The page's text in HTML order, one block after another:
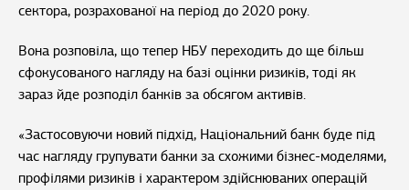
сектора, розрахованої на період до 2020 року.
Вона розповіла, що тепер НБУ переходить до ще більш
сфокусованого нагляду на базі оцінки ризиків, тоді як
зараз йде розподіл банків за обсягом активів.
«Застосовуючи новий підхід, Національний банк буде під
час нагляду групувати банки за схожими бізнес-моделями,
профілями ризиків і характером здійснюваних операцій